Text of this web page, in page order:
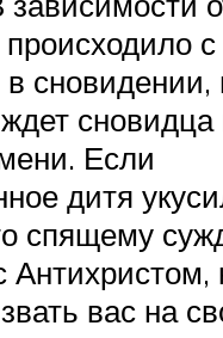
с
ждет
Если
дитя
спящему
Антихристом,
вас на